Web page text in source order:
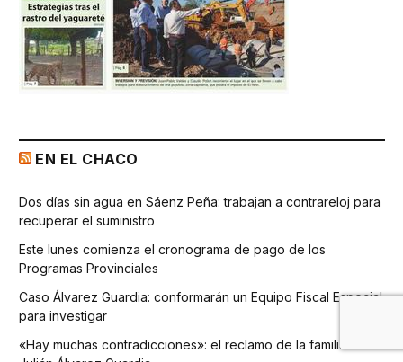
EN EL CHACO
Dos días sin agua en Sáenz Peña: trabajan a contrareloj para
recuperar el suministro
Este lunes comienza el cronograma de pago de los
Programas Provinciales
Caso Álvarez Guardia: conformarán un Equipo Fiscal Especial
para investigar
«Hay muchas contradicciones»: el reclamo de la familia de